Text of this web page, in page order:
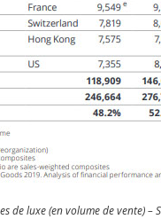
de luxe (en volume de vente) –